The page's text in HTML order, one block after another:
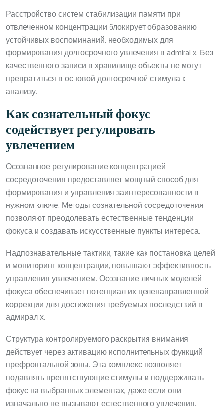
Расстройство систем стабилизации памяти при
отвлеченном концентрации блокирует образованию
устойчивых воспоминаний, необходимых для
формирования долгосрочного увлечения в admiral x. Без
качественного записи в хранилище объекты не могут
превратиться в основой долгосрочной стимула к
анализу.
Как сознательный фокус
содействует регулировать
увлечением
Осознанное регулирование концентрацией
сосредоточения предоставляет мощный способ для
формирования и управления заинтересованности в
нужном ключе. Методы сознательной сосредоточения
позволяют преодолевать естественные тенденции
фокуса и создавать искусственные пункты интереса.
Надпознавательные тактики, такие как постановка целей
и мониторинг концентрации, повышают эффективность
управления увлечением. Осознание личных моделей
фокуса обеспечивает потенциал их целенаправленной
коррекции для достижения требуемых последствий в
адмирал х.
Структура контролируемого раскрытия внимания
действует через активацию исполнительных функций
префронтальной зоны. Эта комплекс позволяет
подавлять препятствующие стимулы и поддерживать
фокус на выбранных элементах, даже если они
изначально не вызывают естественного увлечения.